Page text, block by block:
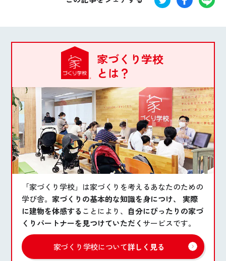
家づくり学校
とは？
「家づくり学校」は家づくりを考えるあなたのための
学び舎。 家づくりの基本的な知識を身につけ、 実際
に建物を体感する ことにより、 自分にぴったりの家づ
くりパートナーを見つけていただく サービスです。
家づくり学校について詳しく見る